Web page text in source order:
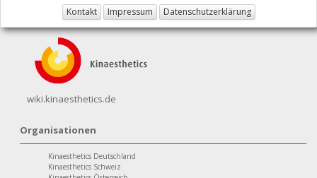
Kontakt Impressum Datenschutzerklärung
wiki.kinaesthetics.de
Organisationen
Kinaesthetics Deutschland
Kinaesthetics Schweiz